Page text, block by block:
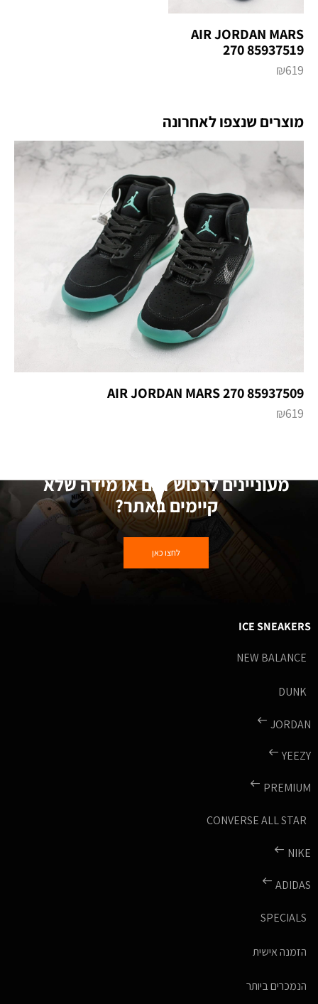
AIR JORDAN MARS
270 85937519
₪619
מוצרים שנצפו לאחרונה
AIR JORDAN MARS 270 85937509
₪619
מעוניינים לרכוש דגם או מידה שלא
קיימים באתר?
לחצו כאן
ICE SNEAKERS
NEW BALANCE
DUNK
JORDAN
YEEZY
PREMIUM
CONVERSE ALL STAR
NIKE
ADIDAS
SPECIALS
הזמנה אישית
הנמכרים ביותר